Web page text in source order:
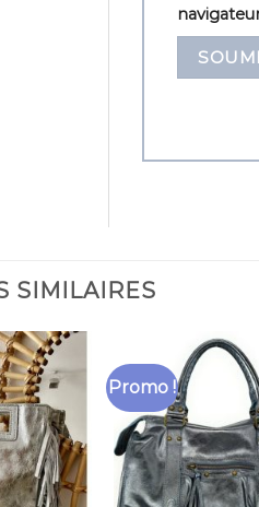
SIMILAIRES
Promo !